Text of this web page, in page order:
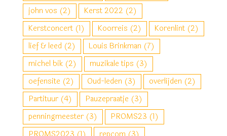
john vos (2) Kerst 2022 (2)
Kerstconcert (1) Koorreis (2) Korenlint (2)
lief & leed (2) Louis Brinkman (7)
michel bik (2) muzikale tips (3)
oefensite (2) Oud-leden (3) overlijden (2)
Partituur (4) Pauzepraatje (3)
penningmeester (3) PROMS23 (1)